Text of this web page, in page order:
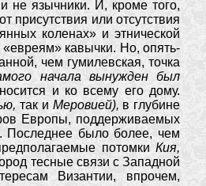
не язычники. И, кроме того,
присутствия или отсутствия
коленах» и этнической
кавычки. Но, опять-
чем гумилевская, точка
начала вынужден был
и ко всему его дому.
так и Меровией), в глубине
Европы, поддерживаемых
. Последнее было более, чем
потомки Кия,
тесные связи с Западной
Византии, впрочем,